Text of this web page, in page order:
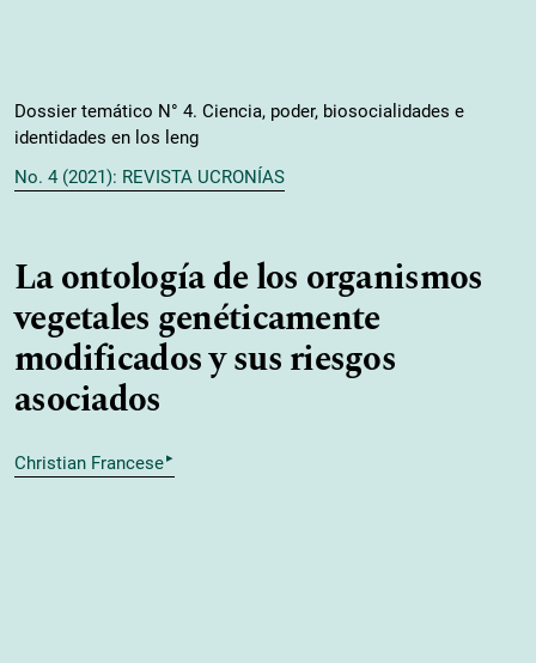
Dossier temático N° 4. Ciencia, poder, biosocialidades e
identidades en los leng
No. 4 (2021): REVISTA UCRONÍAS
La ontología de los organismos
vegetales genéticamente
modificados y sus riesgos
asociados
Christian Francese▸